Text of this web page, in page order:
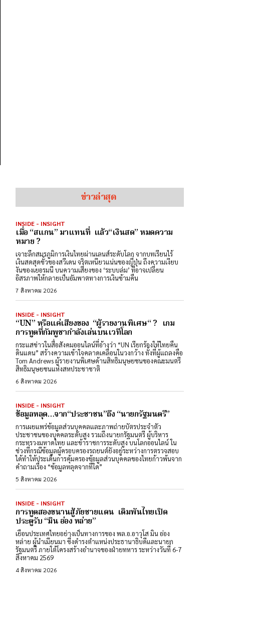
ข่าวล่าสุด
INSIDE - INSIGHT
เมื่อ “สแกน” มาแทนที่ แล้ว“เงินสด” หมดความ
หมาย ?
เจาะลึกสมรภูมิการเงินไทยผ่านเลนส์ระดับโลก จากบทเรียนไร้
เงินสดสุดขั้วของสวีเดน จริตเหนียวแน่นของญี่ปุ่น ถึงความเงียบ
งันของเยอรมนี บนความเสี่ยงของ ‘ระบบล่ม’ ที่อาจเปลี่ยน
อิสรภาพให้กลายเป็นอัมพาตทางการเงินข้ามคืน
7 สิงหาคม 2026
INSIDE - INSIGHT
“UN” หรือแค่เสียงของ “ผู้รายงานพิเศษ“ ? เกม
การทูตที่กัมพูชากำลังเล่นบนเวทีโลก
กระแสข่าวในสื่อสังคมออนไลน์ที่อ้างว่า “UN เรียกร้องให้ไทยคืน
ดินแดน” สร้างความเข้าใจคลาดเคลื่อนในวงกว้าง ทั้งที่ผู้แถลงคือ
Tom Andrews ผู้รายงานพิเศษด้านสิทธิมนุษยชนของคณะมนตรี
สิทธิมนุษยชนแห่งสหประชาชาติ
6 สิงหาคม 2026
INSIDE - INSIGHT
ข้อมูลหลุด…จาก“ประชาชน”ถึง “นายกรัฐมนตรี”
การเผยแพร่ข้อมูลส่วนบุคคลและภาพถ่ายบัตรประจำตัว
ประชาชนของบุคคลระดับสูง รวมถึงนายกรัฐมนตรี ผู้บริหาร
กระทรวงมหาดไทย และข้าราชการระดับสูง บนโลกออนไลน์ ใน
ช่วงที่กรณีข้อมูลผู้ครอบครองรถยนต์ยังอยู่ระหว่างการตรวจสอบ
ได้ทำให้ประเด็นการคุ้มครองข้อมูลส่วนบุคคลของไทยก้าวพ้นจาก
คำถามเรื่อง “ข้อมูลหลุดจากที่ใด”
5 สิงหาคม 2026
INSIDE - INSIGHT
การทูตสองขนานสู้ภัยชายแดน เดิมพันไทยเปิด
ประตูรับ “มิน อ่อง หล่าย”
เยือนประเทศไทยอย่างเป็นทางการของ พล.อ.อาวุโส มิน อ่อง
หล่าย ผู้นำเมียนมา ซึ่งดำรงตำแหน่งประธานาธิบดีและนายก
รัฐมนตรี ภายใต้โครงสร้างอำนาจของฝ่ายทหาร ระหว่างวันที่ 6-7
สิงหาคม 2569
4 สิงหาคม 2026